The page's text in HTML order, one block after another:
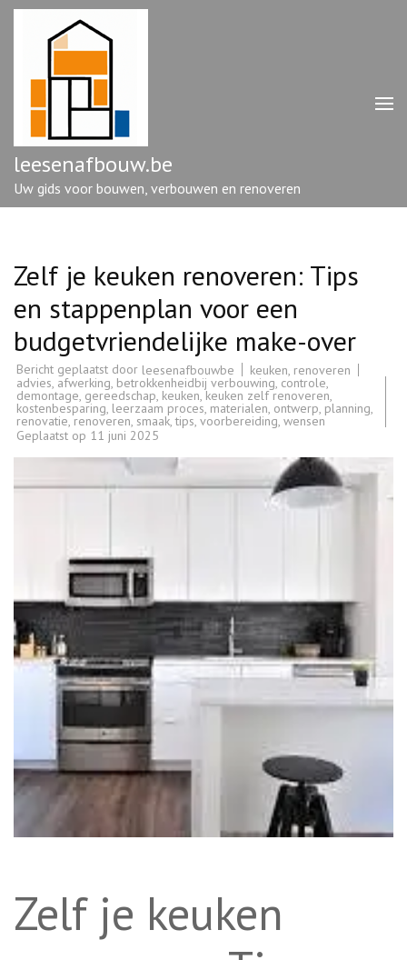
Ga
enter)
leesenafbouw.be
Uw gids voor bouwen, verbouwen en renoveren
Zelf je keuken renoveren: Tips
en stappenplan voor een
budgetvriendelijke make-over
Bericht geplaatst door leesenafbouwbe keuken renoveren
advies, afwerking, betrokkenheidbij verbouwing, controle,
demontage, gereedschap, keuken,keuken zelf renoveren,
kostenbesparing, leerzaam proces, materialen, ontwerp, planning,
renovatie,renoveren, smaak,tips, voorbereiding, wensen
Geplaatst op 11 juni 2025
Zelf je keuken